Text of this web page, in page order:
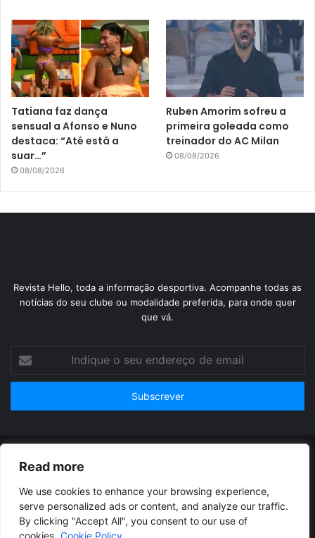
Read more
We use cookies to enhance your browsing experience,
serve personalized ads or content, and analyze our traffic.
By clicking "Accept All", you consent to our use of
cookies. Cookie Policy
Tatiana faz dança
sensual a Afonso e Nuno
destaca: “Até está a
suar…”
08/08/2026
Ruben Amorim sofreu a
primeira goleada como
treinador do AC Milan
08/08/2026
Revista Hello, toda a informação desportiva. Acompanhe todas as
notícias do seu clube ou modalidade preferida, para onde quer
que vá.
seu
de
© Copyright 2026, Todos os Direitos Reservados |
Termos de uso
Contacto Políticas de privacidade